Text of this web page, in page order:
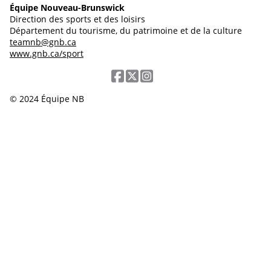
Équipe Nouveau-Brunswick
Direction des sports et des loisirs
Département du tourisme, du patrimoine et de la culture
teamnb@gnb.ca
www.gnb.ca/sport
© 2024 Équipe NB